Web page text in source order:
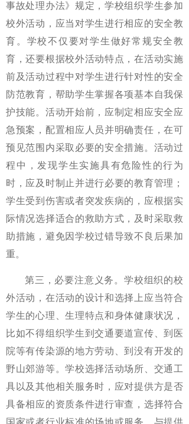
事故处理办法》规定，学校组织学生参加
校外活动，应当对学生进行相应的安全教
育。学校不仅要对学生做好常规安全教
育，还要根据校外活动特点，在活动实施
前及活动过程中对学生进行针对性的安全
防范教育，帮助学生掌握各项基本自我保
护技能。活动开始前，应制定相应安全应
急预案，配置相应人员并明确责任，在可
预见范围内采取必要的安全措施。活动过
程中，发现学生实施具有危险性的行为
时，应及时制止并进行必要的教育管理；
学生受到伤害或者突发疾病的，应根据实
际情况选择适合的救助方式，及时采取救
助措施，避免因学校过错导致不良后果加
重。
第三，必要注意义务。学校组织的校
外活动，在活动的设计和选择上应当符合
学生的心理、生理特点和身体健康状况，
比如不得组织学生到交通要道宣传、到医
院等有传染源的地方劳动、到没有开发的
野山郊游等。学校选择活动场所、交通工
具以及其他相关服务时，应对提供方是否
具备相应的资质条件进行审查，选择符合
国家或者行业标准的场地或服务，与提供